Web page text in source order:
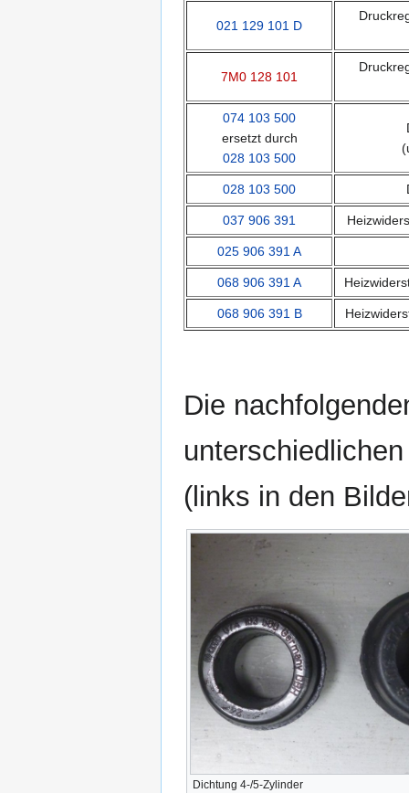
021 129 101 D
7M0 128 101
074 103 500
ersetzt durch
028 103 500
028 103 500
037 906 391
025 906 391 A
068 906 391 A
068 906 391 B
Die
(links in den
Dichtung 4-/5-Zylinder